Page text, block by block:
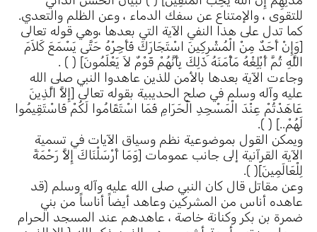
للتقوى ، والإمتناع عن سفك الدماء ، وعن الظلم والتعدي.
كما تدل على هذا النفي الآية التي بعدها ،وهي قوله تعالى
[وَإِنْ أَحَدٌ مِنْ الْمُشْرِكِينَ اسْتَجَارَكَ فَأَجِرْهُ حَتَّى يَسْمَعَ كَلاَمَ
اللَّهِ ثُمَّ أَبْلِغْهُ مَأْمَنَهُ ذَلِكَ بِأَنَّهُمْ قَوْمٌ لاَ يَعْلَمُونَ] ( ) .
وجاءت الآية بعدها بالأمن للذين عاهدوا النبي صلى الله
عليه وآله وسلم في صلح الحديبية بقوله تعالى [إِلاَّ الَّذِينَ
عَاهَدْتُمْ عِنْدَ الْمَسْجِدِ الْحَرَامِ فَمَا اسْتَقَامُوا لَكُمْ فَاسْتَقِيمُوا
لَهُمْ..] ( ).
ويمكن القول بموضوعية نظم وسياق الآيات في تسمية
الآية القرآنية إلى جانب عمومات [وَمَا أَرْسَلْنَاكَ إِلاَّ رَحْمَةً
لِلْعَالَمِينَ]( ).
وعن مقاتل قال كان النبي صلى الله عليه وآله وسلم (قد
عاهده أناس من المشركين وعاهد أيضاً أناساً من بني
ضمرة بن بكر وكنانة خاصة ، عاهدهم عند المسجد الحرام